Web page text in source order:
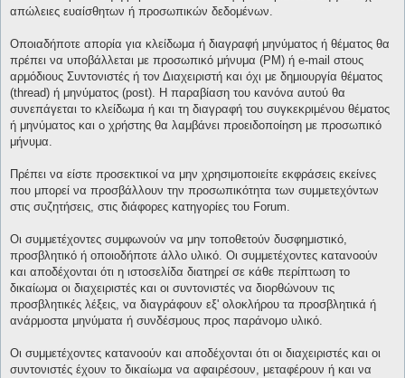
απώλειες ευαίσθητων ή προσωπικών δεδομένων.
Οποιαδήποτε απορία για κλείδωμα ή διαγραφή μηνύματος ή θέματος θα
πρέπει να υποβάλλεται με προσωπικό μήνυμα (PM) ή e-mail στους
αρμόδιους Συντονιστές ή τον Διαχειριστή και όχι με δημιουργία θέματος
(thread) ή μηνύματος (post). Η παραβίαση του κανόνα αυτού θα
συνεπάγεται το κλείδωμα ή και τη διαγραφή του συγκεκριμένου θέματος
ή μηνύματος και ο χρήστης θα λαμβάνει προειδοποίηση με προσωπικό
μήνυμα.
Πρέπει να είστε προσεκτικοί να μην χρησιμοποιείτε εκφράσεις εκείνες
που μπορεί να προσβάλλουν την προσωπικότητα των συμμετεχόντων
στις συζητήσεις, στις διάφορες κατηγορίες του Forum.
Οι συμμετέχοντες συμφωνούν να μην τοποθετούν δυσφημιστικό,
προσβλητικό ή οποιοδήποτε άλλο υλικό. Οι συμμετέχοντες κατανοούν
και αποδέχονται ότι η ιστοσελίδα διατηρεί σε κάθε περίπτωση το
δικαίωμα οι διαχειριστές και οι συντονιστές να διορθώνουν τις
προσβλητικές λέξεις, να διαγράφουν εξ' ολοκλήρου τα προσβλητικά ή
ανάρμοστα μηνύματα ή συνδέσμους προς παράνομο υλικό.
Οι συμμετέχοντες κατανοούν και αποδέχονται ότι οι διαχειριστές και οι
συντονιστές έχουν το δικαίωμα να αφαιρέσουν, μεταφέρουν ή και να